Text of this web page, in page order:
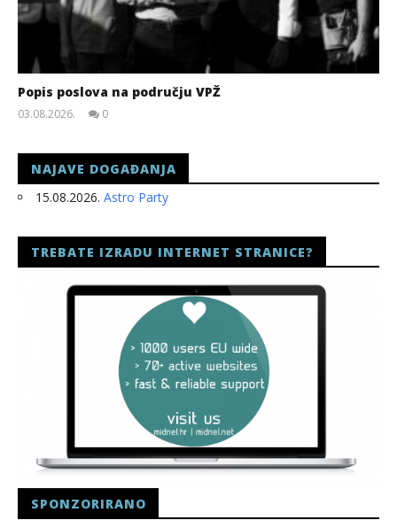
Popis poslova na području VPŽ
03.08.2026.
0
NAJAVE DOGAĐANJA
15.08.2026. Astro Party
TREBATE IZRADU INTERNET STRANICE?
SPONZORIRANO